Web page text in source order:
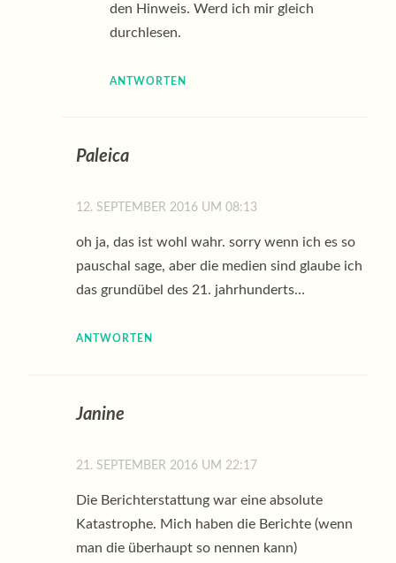
den Hinweis. Werd ich mir gleich
durchlesen.
ANTWORTEN
Paleica
12. SEPTEMBER 2016 UM 08:13
oh ja, das ist wohl wahr. sorry wenn ich es so
pauschal sage, aber die medien sind glaube ich
das grundübel des 21. jahrhunderts…
ANTWORTEN
Janine
21. SEPTEMBER 2016 UM 22:17
Die Berichterstattung war eine absolute
Katastrophe. Mich haben die Berichte (wenn
man die überhaupt so nennen kann)